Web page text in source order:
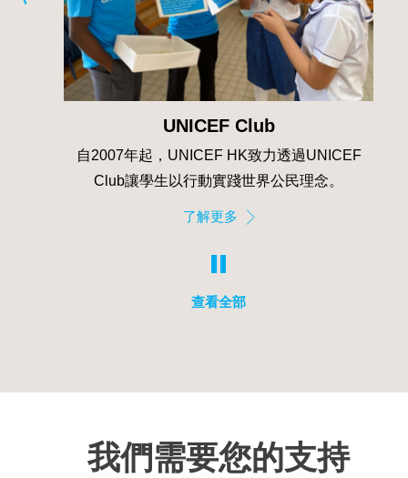
查看全部
UNICEF Club
自2007年起，UNICEF HK致力透過UNICEF
Club讓學生以行動實踐世界公民理念。
「聯合國
我們需要您的支持